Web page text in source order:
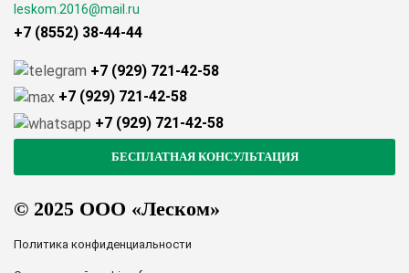
© 2025 ООО «Леском»
Политика конфиденциальности
leskom.2016@mail.ru
+7 (8552) 38-44-44
+7 (929) 721-42-58
+7 (929) 721-42-58
+7 (929) 721-42-58